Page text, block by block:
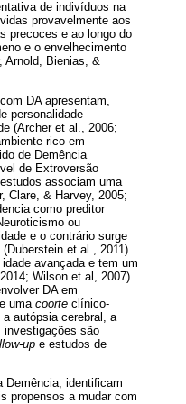
de indivíduos na
provavelmente aos
precoces e ao longo do
e o envelhecimento
Arnold, Bienias, &
DA apresentam,
personalidade
(Archer et al., 2006;
rico em
de Demência
de Extroversão
associam uma
Clare, & Harvey, 2005;
como preditor
ou
e o contrário surge
et al., 2011).
avançada e tem um
Wilson et al, 2007).
DA em
uma coorte clínico-
autópsia cerebral, a
investigações são
up e estudos de
Demência, identificam
propensos a mudar com